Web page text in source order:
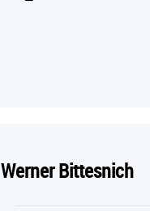
Werner Bittesnich